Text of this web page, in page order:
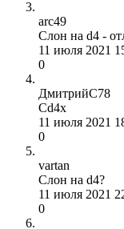
arc49
Слон на d4 -
11 июля 2021
0
ДмитрийС78
Сd4x
11 июля 2021
0
vartan
Слон на d4?
11 июля 2021
0